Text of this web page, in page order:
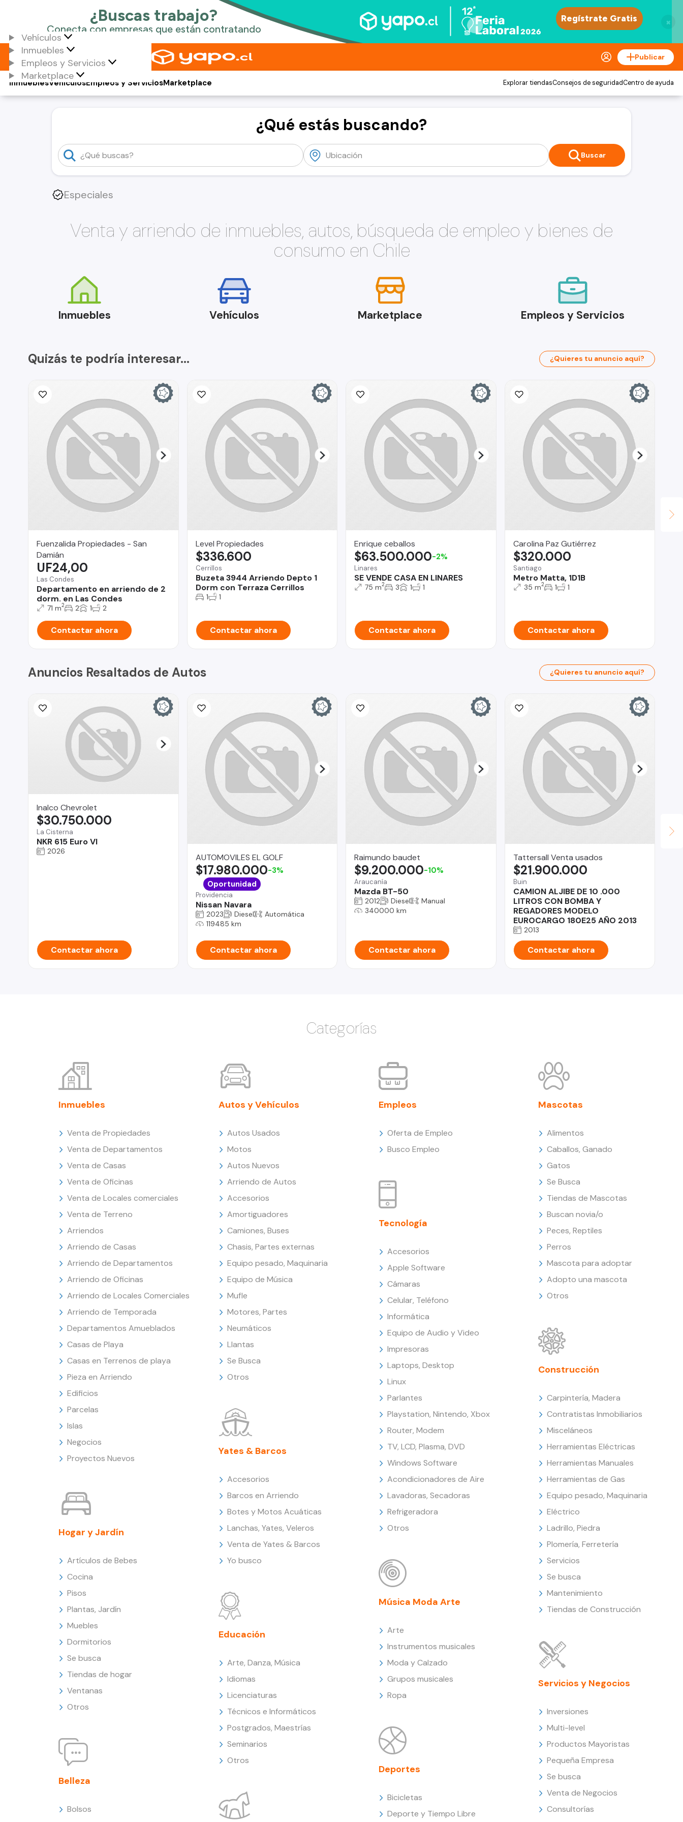
×
Vehículos
Inmuebles
Empleos y Servicios
Marketplace
Publicar
Vehículos
Inmuebles Empleos y ServiciosMarketplace Explorar tiendasConsejos de seguridadCentro de ayuda
¿Qué estás buscando?
Buscar
Especiales
Venta y arriendo de inmuebles, autos, búsqueda de empleo y bienes de
consumo en Chile
Inmuebles Vehículos Marketplace Empleos y Servicios
Quizás te podría interesar... ¿Quieres tu anuncio aquí?
Fuenzalida Propiedades - San
Damián
Las Condes
Departamento en arriendo de 2
dorm. en Las Condes
UF24,00
71 m2 2 1 2
Contactar ahora
Level Propiedades
Cerrillos
Buzeta 3944 Arriendo Depto 1
Dorm con Terraza Cerrillos
$336.600
1 1
Contactar ahora
Enrique ceballos
Linares
SE VENDE CASA EN LINARES
$63.500.000-2%
75 m2 3 1 1
Contactar ahora
Carolina Paz Gutiérrez
Santiago
Metro Matta, 1D1B
$320.000
35 m2 1 1
Contactar ahora
Anuncios Resaltados de Autos ¿Quieres tu anuncio aquí?
Inalco Chevrolet
La Cisterna
NKR 615 Euro VI
$30.750.000
2026
Contactar ahora
AUTOMOVILES EL GOLF
Providencia
Nissan Navara
$17.980.000-3%
Oportunidad
2023 Diesel
Automática
119485 km
Contactar ahora
Raimundo baudet
Araucanía
Mazda BT-50
$9.200.000-10%
2012 Diesel
Manual
340000 km
Contactar ahora
Tattersall Venta usados
Buin
CAMION ALJIBE DE 10 .000
LITROS CON BOMBA Y
REGADORES MODELO
EUROCARGO 180E25 AÑO 2013
$21.900.000
2013
Contactar ahora
Categorías
Inmuebles
Venta de Propiedades
Venta de Departamentos
Venta de Casas
Venta de Oficinas
Venta de Locales comerciales
Venta de Terreno
Arriendos
Arriendo de Casas
Arriendo de Departamentos
Arriendo de Oficinas
Arriendo de Locales Comerciales
Arriendo de Temporada
Departamentos Amueblados
Casas de Playa
Casas en Terrenos de playa
Pieza en Arriendo
Edificios
Parcelas
Islas
Negocios
Proyectos Nuevos
Hogar y Jardín
Artículos de Bebes
Cocina
Pisos
Plantas, Jardín
Muebles
Dormitorios
Se busca
Tiendas de hogar
Ventanas
Otros
Belleza
Bolsos
Autos y Vehículos
Autos Usados
Motos
Autos Nuevos
Arriendo de Autos
Accesorios
Amortiguadores
Camiones, Buses
Chasis, Partes externas
Equipo pesado, Maquinaria
Equipo de Música
Mufle
Motores, Partes
Neumáticos
Llantas
Se Busca
Otros
Yates & Barcos
Accesorios
Barcos en Arriendo
Botes y Motos Acuáticas
Lanchas, Yates, Veleros
Venta de Yates & Barcos
Yo busco
Educación
Arte, Danza, Música
Idiomas
Licenciaturas
Técnicos e Informáticos
Postgrados, Maestrías
Seminarios
Otros
Empleos
Oferta de Empleo
Busco Empleo
Tecnología
Accesorios
Apple Software
Cámaras
Celular, Teléfono
Informática
Equipo de Audio y Video
Impresoras
Laptops, Desktop
Linux
Parlantes
Playstation, Nintendo, Xbox
Router, Modem
TV, LCD, Plasma, DVD
Windows Software
Acondicionadores de Aire
Lavadoras, Secadoras
Refrigeradora
Otros
Música Moda Arte
Arte
Instrumentos musicales
Moda y Calzado
Grupos musicales
Ropa
Deportes
Bicicletas
Deporte y Tiempo Libre
Mascotas
Alimentos
Caballos, Ganado
Gatos
Se Busca
Tiendas de Mascotas
Buscan novia/o
Peces, Reptiles
Perros
Mascota para adoptar
Adopto una mascota
Otros
Construcción
Carpintería, Madera
Contratistas Inmobiliarios
Misceláneos
Herramientas Eléctricas
Herramientas Manuales
Herramientas de Gas
Equipo pesado, Maquinaria
Eléctrico
Ladrillo, Piedra
Plomería, Ferretería
Servicios
Se busca
Mantenimiento
Tiendas de Construcción
Servicios y Negocios
Inversiones
Multi-level
Productos Mayoristas
Pequeña Empresa
Se busca
Venta de Negocios
Consultorías